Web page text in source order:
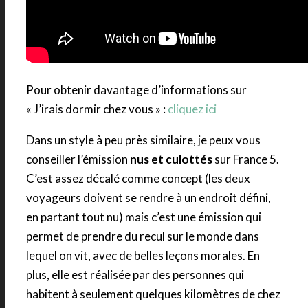
Pour obtenir davantage d’informations sur
« J’irais dormir chez vous » :cliquez ici
Dans un style à peu près similaire, je peux vous
conseiller l’émission nus et culottéssur France 5.
C’est assez décalé comme concept (les deux
voyageurs doivent se rendre à un endroit défini,
en partant tout nu) mais c’est une émission qui
permet de prendre du recul sur le monde dans
lequel on vit, avec de belles leçons morales. En
plus, elle est réalisée par des personnes qui
habitent à seulement quelques kilomètres de chez